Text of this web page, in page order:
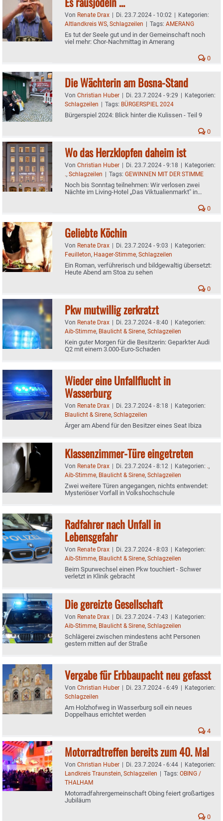
Von Renate Drax | Di. 23.7.2024 - 10:02 | Kategorien:
Altlandkreis WS, Schlagzeilen | Tags: AMERANG
Es tut der Seele gut und in der Gemeinschaft noch
viel mehr: Chor-Nachmittag in Amerang
0
Die Wächterin am Bosna-Stand
Von Christian Huber | Di. 23.7.2024 - 9:29 | Kategorien:
Schlagzeilen | Tags: BÜRGERSPIEL 2024
Bürgerspiel 2024: Blick hinter die Kulissen - Teil 9
0
Wo das Herzklopfen daheim ist
Von Christian Huber | Di. 23.7.2024 - 9:18 | Kategorien:
., Schlagzeilen | Tags: GEWINNEN MIT DER STIMME
Noch bis Sonntag teilnehmen: Wir verlosen zwei
Nächte im Living-Hotel „Das Viktualienmarkt" in
0
Geliebte Köchin
Von Renate Drax | Di. 23.7.2024 - 9:03 | Kategorien:
Feuilleton, Haager-Stimme, Schlagzeilen
Ein Roman, verführerisch und bildgewaltig übersetzt:
Heute Abend am Stoa zu sehen
0
Pkw mutwillig zerkratzt
Von Renate Drax | Di. 23.7.2024 - 8:40 | Kategorien:
Aib-Stimme, Blaulicht & Sirene, Schlagzeilen
Kein guter Morgen für die Besitzerin: Geparkter Audi
Q2 mit einem 3.000-Euro-Schaden
Wieder eine Unfallflucht in
Wasserburg
Von Renate Drax | Di. 23.7.2024 - 8:18 | Kategorien:
Blaulicht & Sirene, Schlagzeilen
Ärger am Abend für den Besitzer eines Seat Ibiza
Klassenzimmer-Türe eingetreten
Von Renate Drax | Di. 23.7.2024 - 8:12 | Kategorien: .,
Aib-Stimme, Blaulicht & Sirene, Schlagzeilen
Zwei weitere Türen angegangen, nichts entwendet:
Mysteriöser Vorfall in Volkshochschule
Radfahrer nach Unfall in
Lebensgefahr
Von Renate Drax | Di. 23.7.2024 - 8:03 | Kategorien:
Aib-Stimme, Blaulicht & Sirene, Schlagzeilen
Beim Spurwechsel einen Pkw touchiert - Schwer
verletzt in Klinik gebracht
Die gereizte Gesellschaft
Von Renate Drax | Di. 23.7.2024 - 7:43 | Kategorien:
Aib-Stimme, Blaulicht & Sirene, Schlagzeilen
Schlägerei zwischen mindestens acht Personen
gestern mitten auf der Straße
Vergabe für Erbbaupacht neu gefasst
Von Christian Huber | Di. 23.7.2024 - 6:49 | Kategorien:
Schlagzeilen
Am Holzhofweg in Wasserburg soll ein neues
Doppelhaus errichtet werden
4
Motorradtreffen bereits zum 40. Mal
Von Christian Huber | Di. 23.7.2024 - 6:44 | Kategorien:
Landkreis Traunstein, Schlagzeilen | Tags: OBING /
THALHAM
Motorradfahrergemeinschaft Obing feiert großartiges
Jubiläum
0